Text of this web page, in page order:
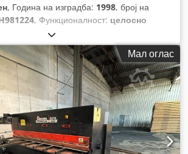
, Година на изградба: 1998, број на
, Функционалност: целосно
11 kW (14,96 коњски сили)
t, од:180 мм, работна брзина:8 mm/s,
наназад:80 mm/s, ширина на масата:
масата: 4.230 мм, висина на масата:
на грлото:410 мм, растојание помеѓу
, капацитет на резервоарот за масло:
4.500 мм, вкупна ширина:2.200 мм,
мм, вкупна тежина:13 кг, Опрема:
светлосна завеса,
прирачник,
Мал оглас